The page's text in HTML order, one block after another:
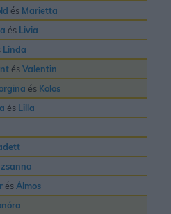
és Marietta
és Livia
Linda
ésValentin
és Kolos
és Lilla
ésÁlmos